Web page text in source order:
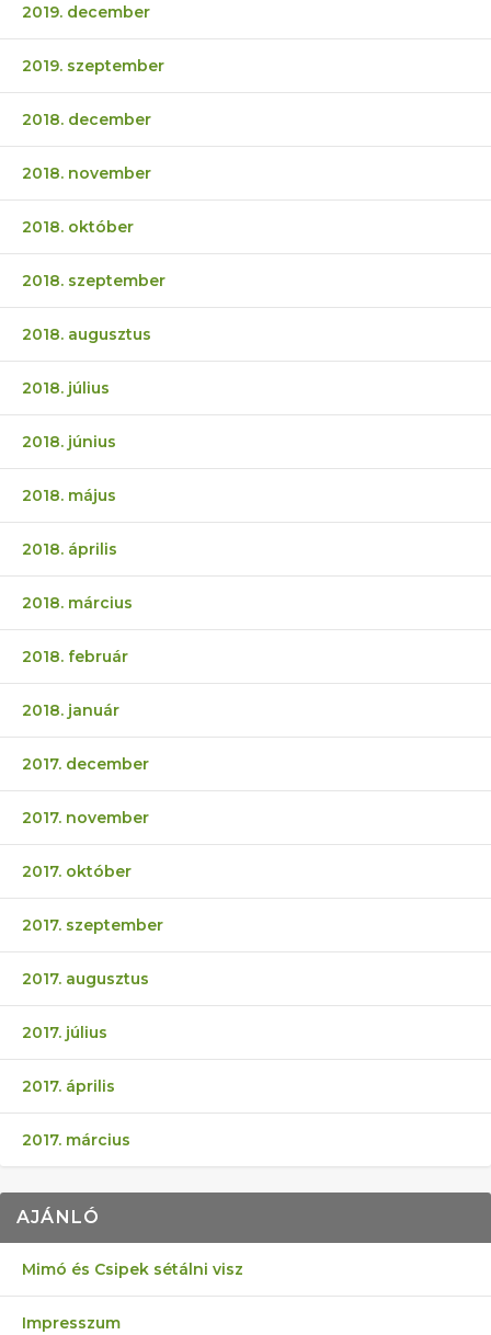
2019. december
2019. szeptember
2018. december
2018. november
2018. október
2018. szeptember
2018. augusztus
2018. július
2018. június
2018. május
2018. április
2018. március
2018. február
2018. január
2017. december
2017. november
2017. október
2017. szeptember
2017. augusztus
2017. július
2017. április
2017. március
AJÁNLÓ
Mimó és Csipek sétálni visz
Impresszum